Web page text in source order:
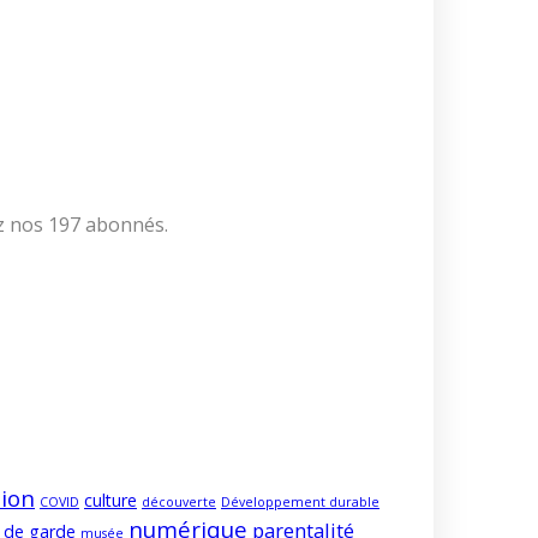
197 abonnés.
COVID culture découverte Développement durable
garde musée numérique parentalité